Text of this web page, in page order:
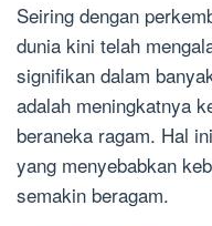
Seiring dengan
dunia kini telah
signifikan dalam
adalah meningkatnya
beraneka ragam. Hal
yang menyebabkan
semakin beragam.